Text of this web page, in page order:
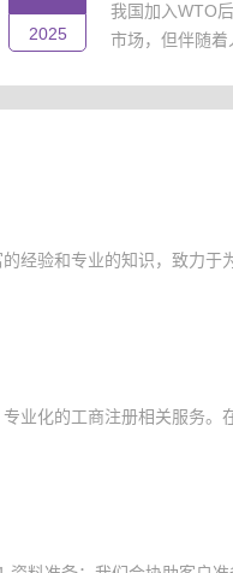
2025
我国加入WTO
市场，但伴随着
验和专业的知识，致力于
化的工商注册相关服务。